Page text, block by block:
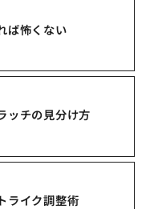
ば怖くない
ッチの見分け方
ライク調整術